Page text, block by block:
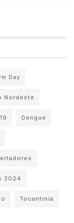
Day
Nordeste
Dengue
2024
Tocantinia